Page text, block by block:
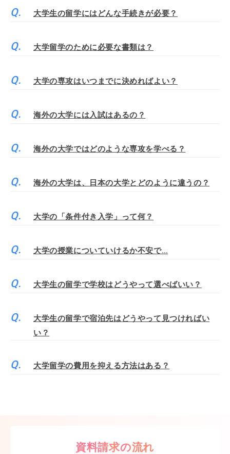
大学生の留学にはどんな手続きが必要？
大学留学のために必要な書類は？
大学の専攻はいつまでに決めればよい？
海外の大学には入試はあるの？
海外の大学ではどのような専攻を学べる？
海外の大学は、日本の大学とどのように違うの？
大学の「条件付き入学」って何？
大学の授業についていけるか不安で…
大学生の留学で学校はどうやって選べばいい？
大学生の留学で宿泊先はどうやって見つければい
い？
大学留学の費用を抑える方法はある？
資料請求の流れ